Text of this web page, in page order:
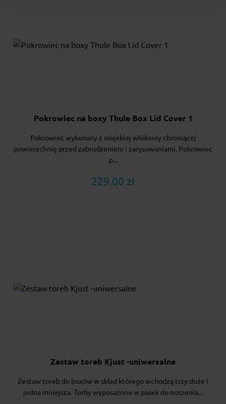
Pokrowiec na boxy Thule Box Lid Cover 1
Pokrowiec wykonany z miękkiej włókniny chroniącej
powierzchnię przed zabrudzeniem i zarysowaniami. Pokrowiec
p...
229.00 zł
Zestaw toreb Kjust -uniwersalne
Zestaw toreb do boxów w skład którego wchodzą trzy duże i
jedna mniejsza. Torby wyposażone w pasek do noszenia...